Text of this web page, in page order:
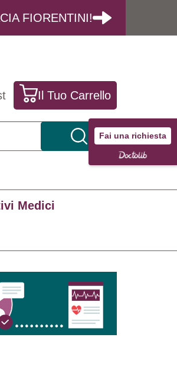
Fai una richiesta
FIORENTINI!
Il Tuo Carrello
Medici